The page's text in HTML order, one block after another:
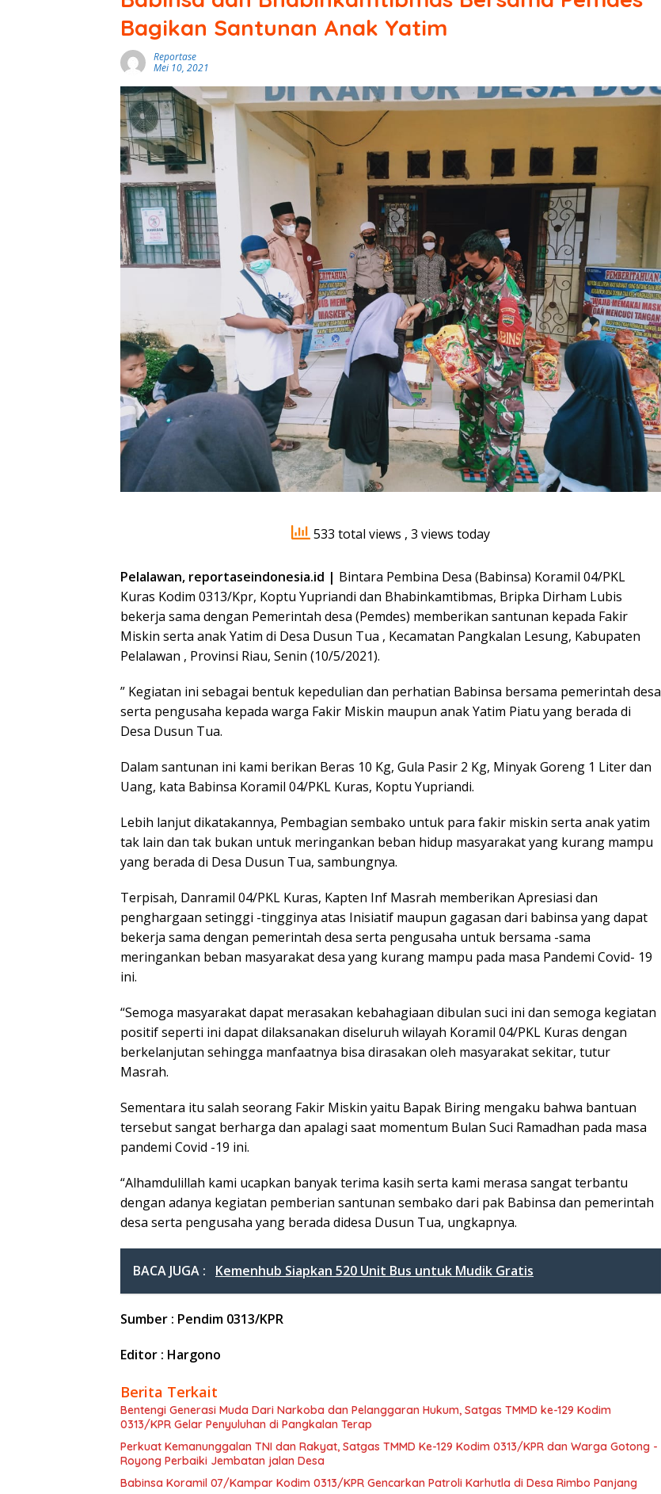
Bagikan Santunan Anak Yatim
Reportase
Mei 10, 2021
533 total views , 3 views today
Pelalawan, reportaseindonesia.id | Bintara Pembina Desa (Babinsa) Koramil 04/PKL
Kuras Kodim 0313/Kpr, Koptu Yupriandi dan Bhabinkamtibmas, Bripka Dirham Lubis
bekerja sama dengan Pemerintah desa (Pemdes) memberikan santunan kepada Fakir
Miskin serta anak Yatim di Desa Dusun Tua , Kecamatan Pangkalan Lesung, Kabupaten
Pelalawan , Provinsi Riau, Senin (10/5/2021).
” Kegiatan ini sebagai bentuk kepedulian dan perhatian Babinsa bersama pemerintah desa
serta pengusaha kepada warga Fakir Miskin maupun anak Yatim Piatu yang berada di
Desa Dusun Tua.
Dalam santunan ini kami berikan Beras 10 Kg, Gula Pasir 2 Kg, Minyak Goreng 1 Liter dan
Uang, kata Babinsa Koramil 04/PKL Kuras, Koptu Yupriandi.
Lebih lanjut dikatakannya, Pembagian sembako untuk para fakir miskin serta anak yatim
tak lain dan tak bukan untuk meringankan beban hidup masyarakat yang kurang mampu
yang berada di Desa Dusun Tua, sambungnya.
Terpisah, Danramil 04/PKL Kuras, Kapten Inf Masrah memberikan Apresiasi dan
penghargaan setinggi -tingginya atas Inisiatif maupun gagasan dari babinsa yang dapat
bekerja sama dengan pemerintah desa serta pengusaha untuk bersama -sama
meringankan beban masyarakat desa yang kurang mampu pada masa Pandemi Covid- 19
ini.
“Semoga masyarakat dapat merasakan kebahagiaan dibulan suci ini dan semoga kegiatan
positif seperti ini dapat dilaksanakan diseluruh wilayah Koramil 04/PKL Kuras dengan
berkelanjutan sehingga manfaatnya bisa dirasakan oleh masyarakat sekitar, tutur
Masrah.
Sementara itu salah seorang Fakir Miskin yaitu Bapak Biring mengaku bahwa bantuan
tersebut sangat berharga dan apalagi saat momentum Bulan Suci Ramadhan pada masa
pandemi Covid -19 ini.
“Alhamdulillah kami ucapkan banyak terima kasih serta kami merasa sangat terbantu
dengan adanya kegiatan pemberian santunan sembako dari pak Babinsa dan pemerintah
desa serta pengusaha yang berada didesa Dusun Tua, ungkapnya.
BACA JUGA : Kemenhub Siapkan 520 Unit Bus untuk Mudik Gratis
Sumber : Pendim 0313/KPR
Editor : Hargono
Berita Terkait
Bentengi Generasi Muda Dari Narkoba dan Pelanggaran Hukum, Satgas TMMD ke-129 Kodim
0313/KPR Gelar Penyuluhan di Pangkalan Terap
Perkuat Kemanunggalan TNI dan Rakyat, Satgas TMMD Ke-129 Kodim 0313/KPR dan Warga Gotong -
Royong Perbaiki Jembatan jalan Desa
Babinsa Koramil 07/Kampar Kodim 0313/KPR Gencarkan Patroli Karhutla di Desa Rimbo Panjang